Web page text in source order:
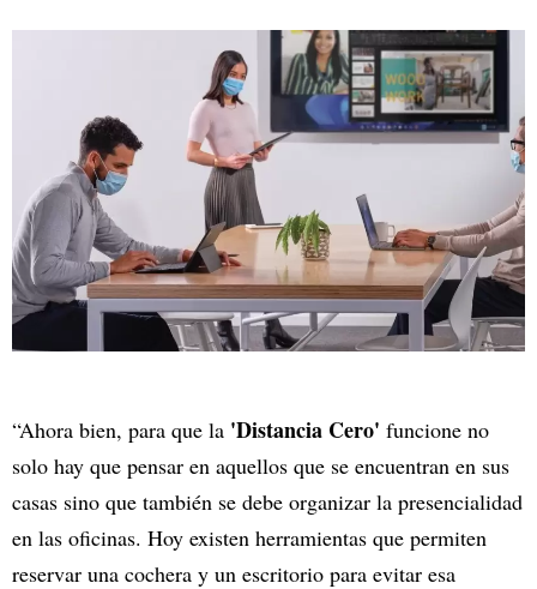
“Ahora bien, para que la 'Distancia Cero' funcione no
solo hay que pensar en aquellos que se encuentran en sus
casas sino que también se debe organizar la presencialidad
en las oficinas. Hoy existen herramientas que permiten
reservar una cochera y un escritorio para evitar esa